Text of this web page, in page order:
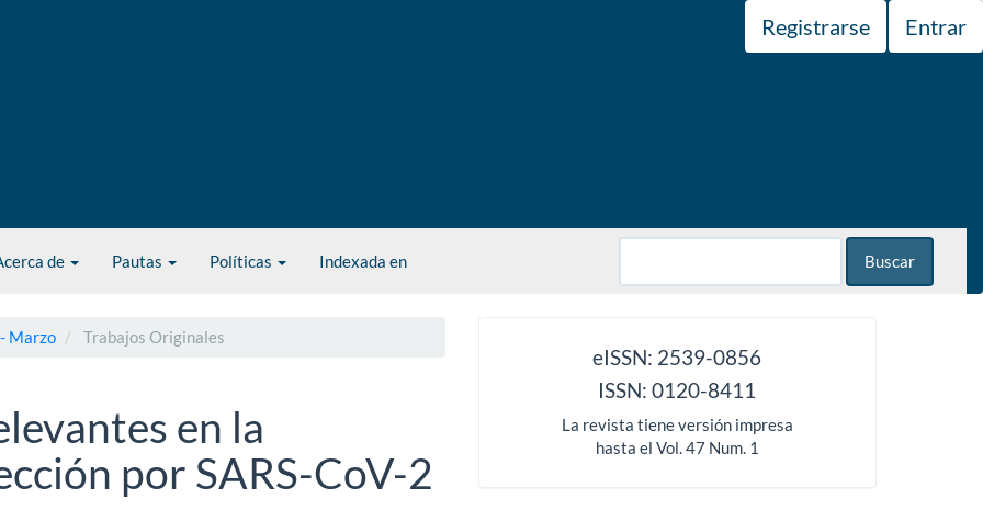
Registrarse Entrar
de Pautas Políticas Indexada en Buscar
Marzo Trabajos Originales
en la
por SARS-CoV-2
eISSN: 2539-0856
ISSN: 0120-8411
La revista tiene versión impresa
hasta el Vol. 47 Num. 1